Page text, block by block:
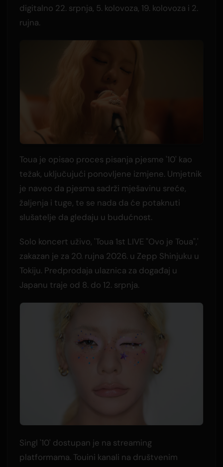
digitalno 22. srpnja, 5. kolovoza, 19. kolovoza i 2.
rujna.
Toua je opisao proces pisanja pjesme '10' kao
težak, uključujući ponovljene izmjene. Umjetnik
je naveo da pjesma sadrži mješavinu sreće,
žaljenja i tuge, te se nada da će potaknuti
slušatelje da gledaju u budućnost.
Solo koncert uživo, 'Toua 1st LIVE "Ovo je Toua",'
zakazan je za 20. rujna 2026. u Zepp Shinjuku u
Tokiju. Predprodaja ulaznica za događaj u
Japanu traje od 8. do 12. srpnja.
Singl '10' dostupan je na streaming
platformama. Touini kanali na društvenim